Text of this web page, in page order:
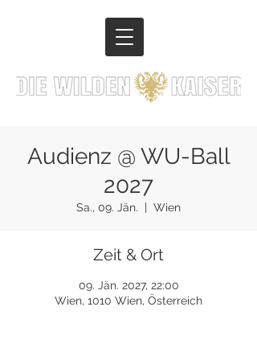
Audienz @ WU-Ball
2027
Sa., 09. Jän.
  |
Wien
Zeit & Ort
09. Jän. 2027, 22:00
Wien, 1010 Wien, Österreich